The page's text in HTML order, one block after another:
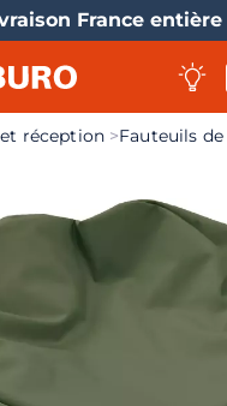
France entière
réception Fauteuils de